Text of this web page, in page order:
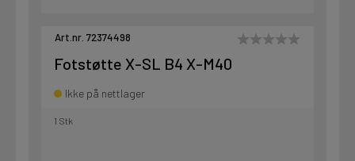
Art.nr. 72374498
Fotstøtte X-SL B4 X-M40
Ikke på nettlager
1 Stk